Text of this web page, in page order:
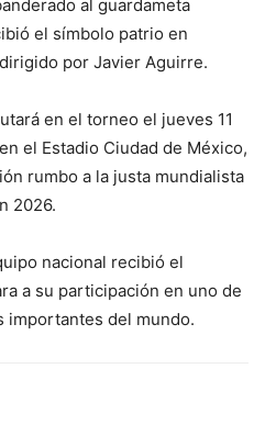
al guardameta
el símbolo patrio en
por Javier Aguirre.
en el torneo el jueves 11
el Estadio Ciudad de México,
rumbo a la justa mundialista
2026.
nacional recibió el
a su participación en uno de
importantes del mundo.